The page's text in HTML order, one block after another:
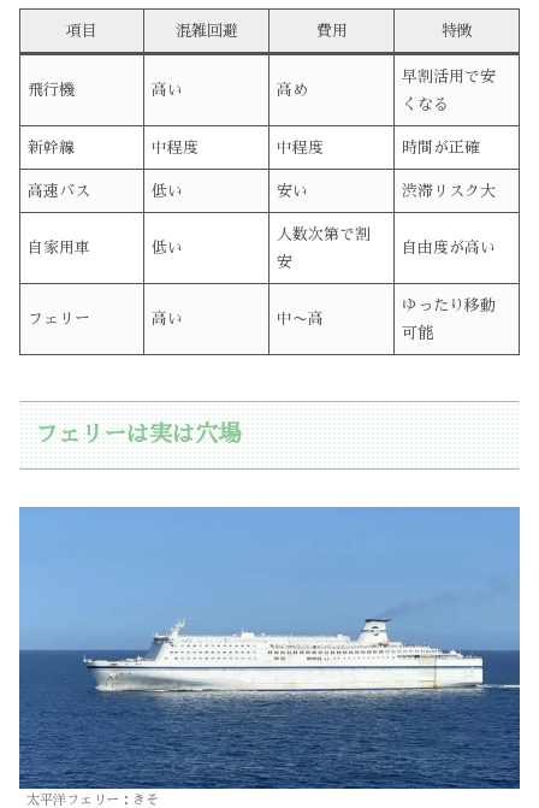
項目 混雑回避 費用 特徴
飛行機 高い 高め
早割活用で安
くなる
新幹線 中程度 中程度 時間が正確
高速バス 低い 安い 渋滞リスク大
自家用車 低い
人数次第で割
安
自由度が高い
フェリー 高い 中〜高
ゆったり移動
可能
フェリーは実は穴場
太平洋フェリー：きそ